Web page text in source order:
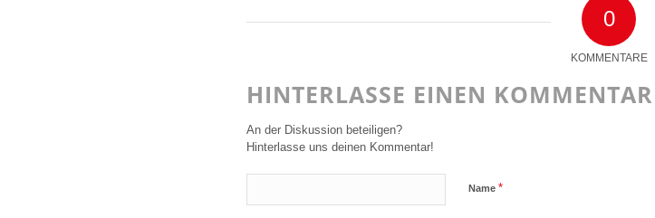
0
KOMMENTARE
HINTERLASSE EINEN KOMMENTAR
An der Diskussion beteiligen?
Hinterlasse uns deinen Kommentar!
Name *